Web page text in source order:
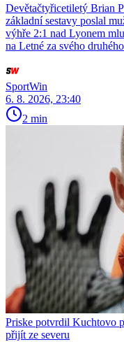
Devětačtyřicetiletý Brian
základní sestavy poslal
výhře 2:1 nad Lyonem
na Letné za svého
SportWin
6. 8. 2026, 23:40
2 min
Priske potvrdil Kuchtovo
přijít ze severu